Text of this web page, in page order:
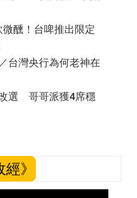
醺！台啤推出限定
台灣央行為何老神在
選 哥哥派獲4席穩
》